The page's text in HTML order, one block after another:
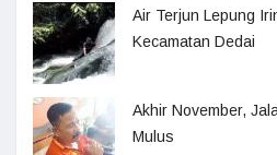
Air Terjun Lepung
Kecamatan Dedai
Akhir November,
Mulus